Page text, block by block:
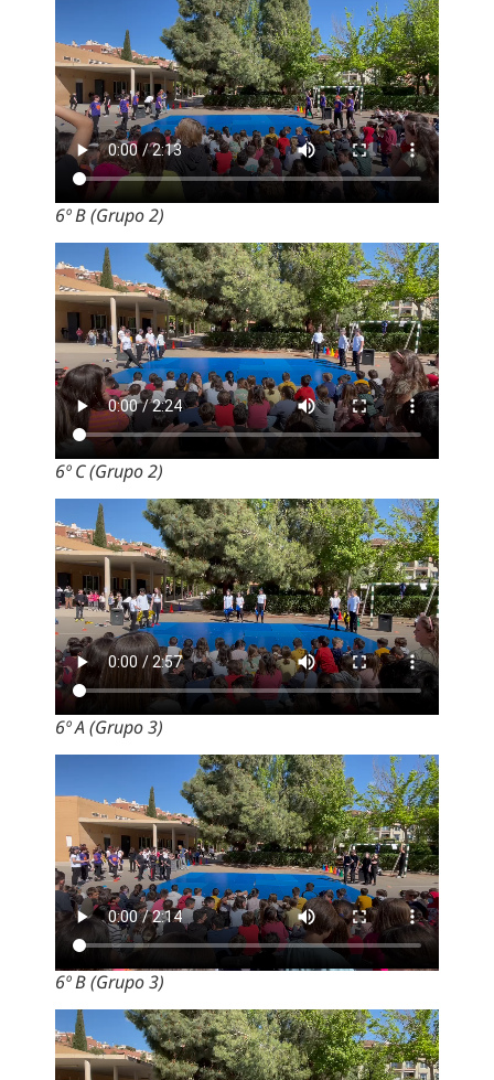
6º B (Grupo 2)
6º C (Grupo 2)
6º A (Grupo 3)
6º B (Grupo 3)